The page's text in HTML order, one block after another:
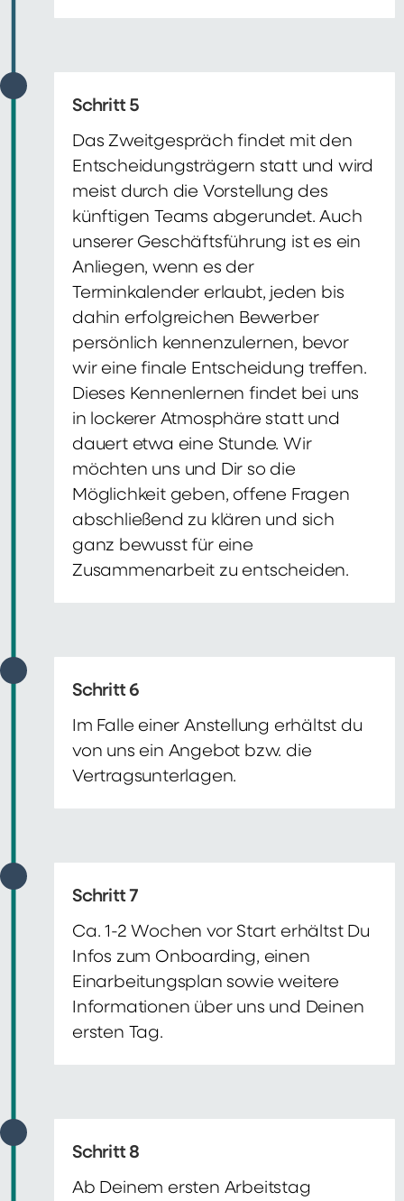
Schritt 5
Das Zweitgespräch findet mit den
Entscheidungsträgern statt und wird
meist durch die Vorstellung des
künftigen Teams abgerundet. Auch
unserer Geschäftsführung ist es ein
Anliegen, wenn es der
Terminkalender erlaubt, jeden bis
dahin erfolgreichen Bewerber
persönlich kennenzulernen, bevor
wir eine finale Entscheidung treffen.
Dieses Kennenlernen findet bei uns
in lockerer Atmosphäre statt und
dauert etwa eine Stunde. Wir
möchten uns und Dir so die
Möglichkeit geben, offene Fragen
abschließend zu klären und sich
ganz bewusst für eine
Zusammenarbeit zu entscheiden.
Schritt 6
Im Falle einer Anstellung erhältst du
von uns ein Angebot bzw. die
Vertragsunterlagen.
Schritt 7
Ca. 1-2 Wochen vor Start erhältst Du
Infos zum Onboarding, einen
Einarbeitungsplan sowie weitere
Informationen über uns und Deinen
ersten Tag.
Schritt 8
Ab Deinem ersten Arbeitstag